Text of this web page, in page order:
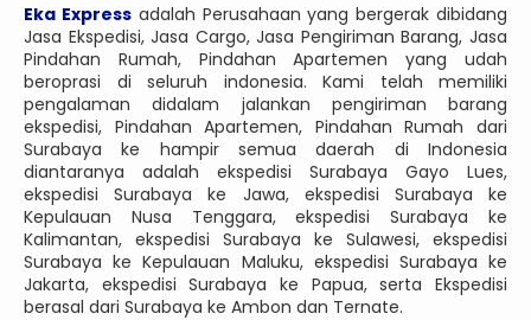
Eka Expressadalah Perusahaan yang bergerak dibidang
Jasa Ekspedisi, Jasa Cargo, Jasa Pengiriman Barang, Jasa
Pindahan Rumah, Pindahan Apartemen yang udah
beroprasi di seluruh indonesia. Kami telah memiliki
pengalaman didalam jalankan pengiriman barang
ekspedisi, Pindahan Apartemen, Pindahan Rumah dari
Surabaya ke hampir semua daerah di Indonesia
diantaranya adalah ekspedisi Surabaya Gayo Lues,
ekspedisi Surabaya ke Jawa, ekspedisi Surabaya ke
Kepulauan Nusa Tenggara, ekspedisi Surabaya ke
Kalimantan, ekspedisi Surabaya ke Sulawesi, ekspedisi
Surabaya ke Kepulauan Maluku, ekspedisi Surabaya ke
Jakarta, ekspedisi Surabaya ke Papua, serta Ekspedisi
berasal dari Surabaya ke Ambon dan Ternate.